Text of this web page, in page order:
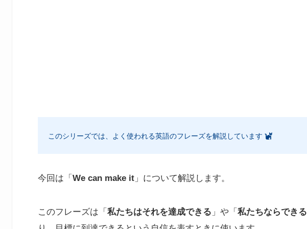
このシリーズでは、よく使われる英語のフレーズを解説しています
今回は「 We can make it 」について解説します。
このフレーズは「 私たちはそれを達成できる 」や「 私たちならできる